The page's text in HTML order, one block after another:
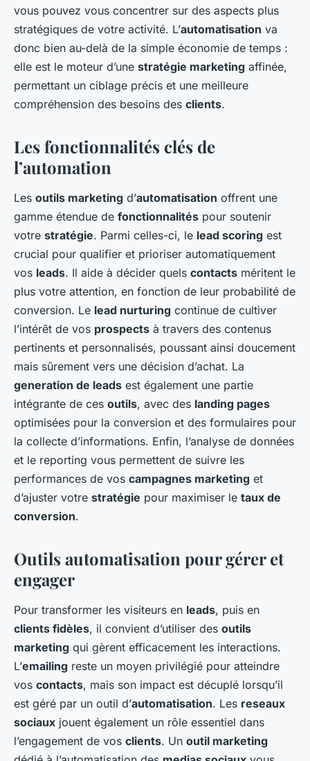
vous pouvez vous concentrer sur des aspects plus
stratégiques de votre activité. L’automatisation va
donc bien au-delà de la simple économie de temps :
elle est le moteur d’une stratégie marketing affinée,
permettant un ciblage précis et une meilleure
compréhension des besoins des clients.
Les fonctionnalités clés de
l’automation
Les outils marketing d’automatisation offrent une
gamme étendue de fonctionnalités pour soutenir
votre stratégie. Parmi celles-ci, le lead scoring est
crucial pour qualifier et prioriser automatiquement
vos leads. Il aide à décider quels contacts méritent le
plus votre attention, en fonction de leur probabilité de
conversion. Le lead nurturing continue de cultiver
l’intérêt de vos prospects à travers des contenus
pertinents et personnalisés, poussant ainsi doucement
mais sûrement vers une décision d’achat. La
generation de leads est également une partie
intégrante de ces outils, avec des landing pages
optimisées pour la conversion et des formulaires pour
la collecte d’informations. Enfin, l’analyse de données
et le reporting vous permettent de suivre les
performances de vos campagnes marketing et
d’ajuster votre stratégie pour maximiser le taux de
conversion.
Outils automatisation pour gérer et
engager
Pour transformer les visiteurs en leads, puis en
clients fidèles, il convient d’utiliser des outils
marketing qui gèrent efficacement les interactions.
L’emailing reste un moyen privilégié pour atteindre
vos contacts, mais son impact est décuplé lorsqu’il
est géré par un outil d’automatisation. Les reseaux
sociaux jouent également un rôle essentiel dans
l’engagement de vos clients. Un outil marketing